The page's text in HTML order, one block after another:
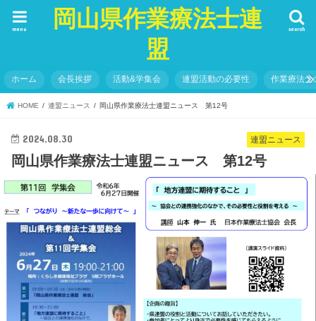
岡山県作業療法士連
盟
search
menu
ホーム 会長挨拶 活動&学集会 連盟活動の必要性 作業療法士
HOME 連盟ニュース 岡山県作業療法士連盟ニュース 第12号
連盟ニュース
2024.08.30
岡山県作業療法士連盟ニュース 第12号